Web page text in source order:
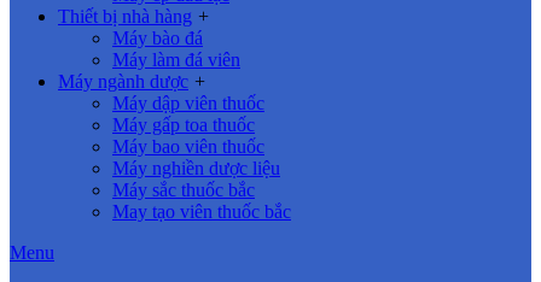
Thiết bị nhà hàng +
Máy bào đá
Máy làm đá viên
Máy ngành dược +
Máy dập viên thuốc
Máy gấp toa thuốc
Máy bao viên thuốc
Máy nghiền dược liệu
Máy sắc thuốc bắc
May tạo viên thuốc bắc
Menu